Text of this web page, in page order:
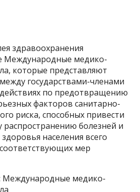
здравоохранения
Международные медико-
которые представляют
государствами-членами
по предотвращению
факторов санитарно-
риска, способных привести
болезней и
населения всего
мер
Международные медико-